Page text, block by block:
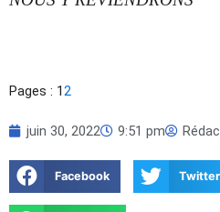
Pages : 12
juin 30, 2022 9:51 pm
Facebook Twitter